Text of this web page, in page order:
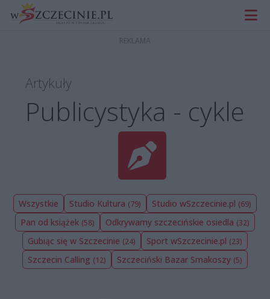
Artykuły
Publicystyka - cykle
Wszystkie Studio Kultura (79) Studio wSzczecinie.pl (69)
Pan od książek (58) Odkrywamy szczecińskie osiedla (32)
Gubiąc się w Szczecinie (24) Sport wSzczecinie.pl (23)
Szczecin Calling (12) Szczeciński Bazar Smakoszy (5)